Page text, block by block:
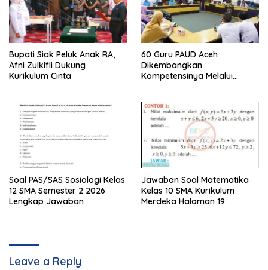
Bupati Siak Peluk Anak RA,
Afni Zulkifli Dukung
Kurikulum Cinta
60 Guru PAUD Aceh
Dikembangkan
Kompetensinya Melalui
Soal PAS/SAS Sosiologi Kelas
12 SMA Semester 2 2026
Lengkap Jawaban
Jawaban Soal Matematika
Kelas 10 SMA Kurikulum
Merdeka Halaman 19
Leave a Reply